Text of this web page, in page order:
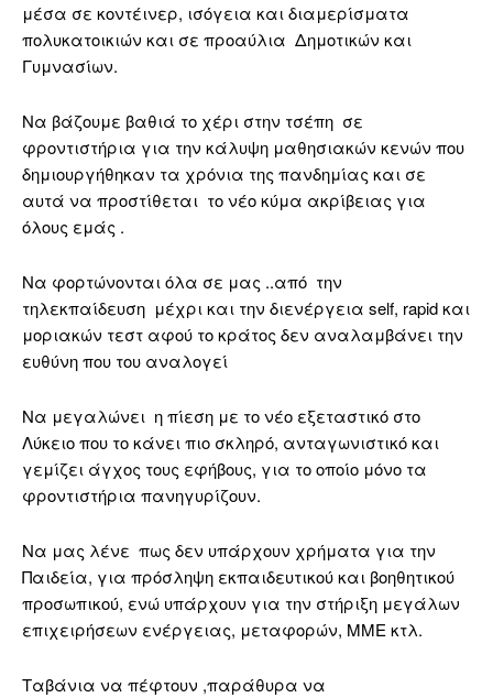
μέσα σε κοντέινερ, ισόγεια και διαμερίσματα
πολυκατοικιών και σε προαύλια Δημοτικών και
Γυμνασίων.
Να βάζουμε βαθιά το χέρι στην τσέπη σε
φροντιστήρια για την κάλυψη μαθησιακών κενών που
δημιουργήθηκαν τα χρόνια της πανδημίας και σε
αυτά να προστίθεται το νέο κύμα ακρίβειας για
όλους εμάς .
Να φορτώνονται όλα σε μας ..από την
τηλεκπαίδευση μέχρι και την διενέργεια self, rapid και
μοριακών τεστ αφού το κράτος δεν αναλαμβάνει την
ευθύνη που του αναλογεί
Να μεγαλώνει η πίεση με το νέο εξεταστικό στο
Λύκειο που το κάνει πιο σκληρό, ανταγωνιστικό και
γεμίζει άγχος τους εφήβους, για το οποίο μόνο τα
φροντιστήρια πανηγυρίζουν.
Να μας λένε πως δεν υπάρχουν χρήματα για την
Παιδεία, για πρόσληψη εκπαιδευτικού και βοηθητικού
προσωπικού, ενώ υπάρχουν για την στήριξη μεγάλων
επιχειρήσεων ενέργειας, μεταφορών, ΜΜΕ κτλ.
Ταβάνια να πέφτουν ,παράθυρα να